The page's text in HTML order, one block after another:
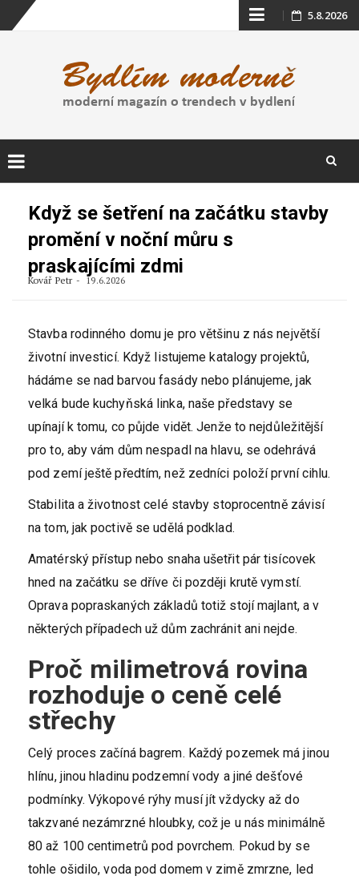
Skip
content
5.8.2026
Když se šetření na začátku stavby
promění v noční můru s
praskajícími zdmi
Kovář Petr 19.6.2026
Stavba rodinného domu je pro většinu z nás největší
životní investicí. Když listujeme katalogy projektů,
hádáme se nad barvou fasády nebo plánujeme, jak
velká bude kuchyňská linka, naše představy se
upínají k tomu, co půjde vidět. Jenže to nejdůležitější
pro to, aby vám dům nespadl na hlavu, se odehrává
pod zemí ještě předtím, než zedníci položí první cihlu.
Stabilita a životnost celé stavby stoprocentně závisí
na tom, jak poctivě se udělá podklad.
Amatérský přístup nebo snaha ušetřit pár tisícovek
hned na začátku se dříve či později krutě vymstí.
Oprava popraskaných základů totiž stojí majlant, a v
některých případech už dům zachránit ani nejde.
Proč milimetrová rovina
rozhoduje o ceně celé
střechy
Celý proces začíná bagrem. Každý pozemek má jinou
hlínu, jinou hladinu podzemní vody a jiné dešťové
podmínky. Výkopové rýhy musí jít vždycky až do
takzvané nezámrzné hloubky, což je u nás minimálně
80 až 100 centimetrů pod povrchem. Pokud by se
tohle ošidilo, voda pod domem v zimě zmrzne, led